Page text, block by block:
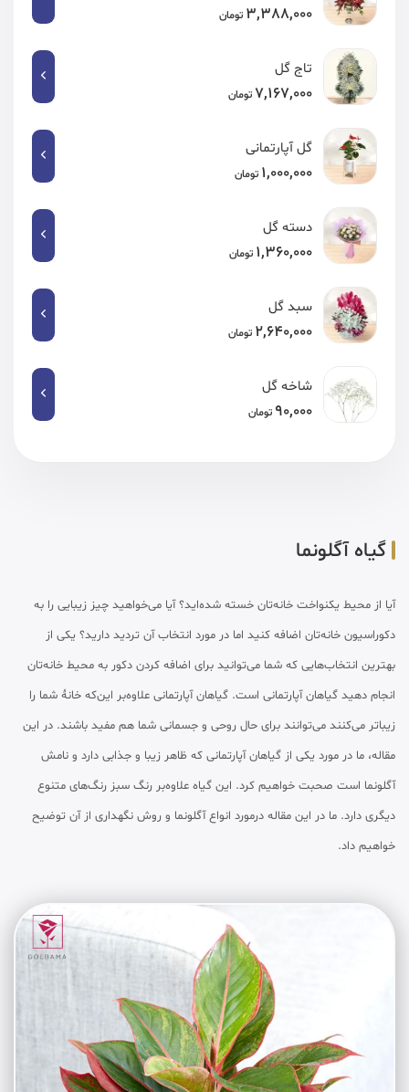
3,388,000 تومان
تاج گل
7,167,000 تومان
گل آپارتمانی
1,000,000 تومان
دسته گل
1,360,000 تومان
سبد گل
2,640,000 تومان
شاخه گل
90,000 تومان
گیاه آگلونما
آیا از محیط یکنواخت خانه‌تان خسته شده‌اید؟ آیا می‌خواهید چیز زیبایی را به
دکوراسیون خانه‌تان اضافه کنید اما در مورد انتخاب آن تردید دارید؟ یکی از
بهترین انتخاب‌هایی که شما می‌توانید برای اضافه کردن دکور به محیط خانه‌تان
انجام دهید گیاهان آپارتمانی است. گیاهان آپارتمانی علاوه‌بر این‌که خانهٔ شما را
زیباتر می‌کنند می‌توانند برای حال روحی و جسمانی شما هم مفید باشند. در این
مقاله، ما در مورد یکی از گیاهان آپارتمانی که ظاهر زیبا و جذابی دارد و نامش
آگلونما است صحبت خواهیم کرد. این گیاه علاوه‌بر رنگ سبز رنگ‌های متنوع
دیگری دارد. ما در این مقاله درمورد انواع آگلونما و روش نگهداری از آن توضیح
خواهیم داد.